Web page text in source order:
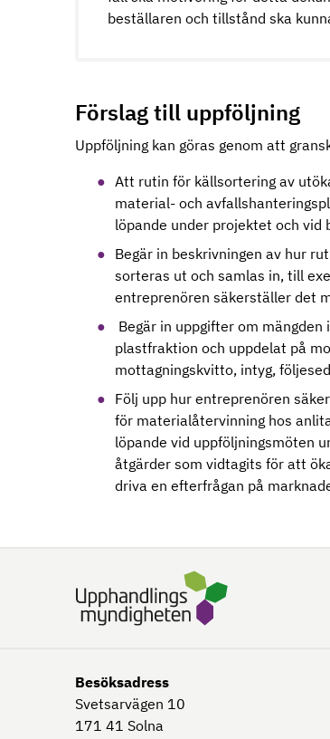
beställaren och tillstånd ska
Förslag till uppföljning
Uppföljning kan göras genom att
Att rutin för källsortering av
material- och
löpande under projektet och vid
Begär in beskrivningen av hur
sorteras ut och samlas in, till
entreprenören säkerställer det
Begär in uppgifter om
plastfraktion och uppdelat på
mottagningskvitto, intyg,
Följ upp hur entreprenören
för materialåtervinning hos
löpande vid uppföljningsmöten
åtgärder som vidtagits för att
driva en efterfrågan på
Besöksadress
Svetsarvägen 10
171 41 Solna